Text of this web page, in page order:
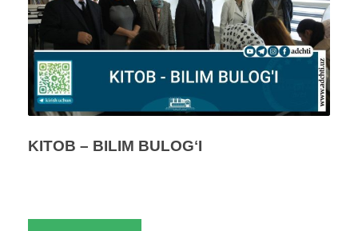
KITOB – BILIM BULOGʻI